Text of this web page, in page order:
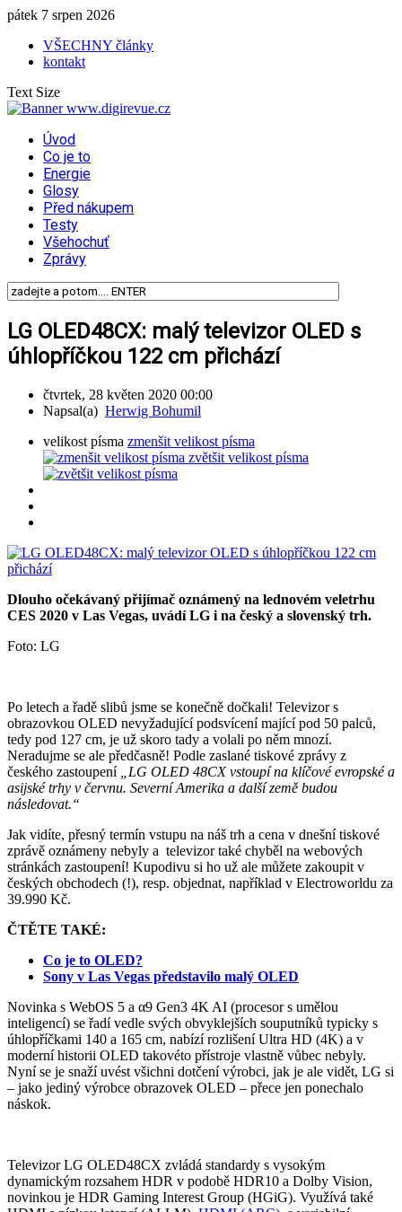
pátek 7 srpen 2026
VŠECHNY články
kontakt
Text Size
Úvod
Co je to
Energie
Glosy
Před nákupem
Testy
Všehochuť
Zprávy
LG OLED48CX: malý televizor OLED s
úhlopříčkou 122 cm přichází
čtvrtek, 28 květen 2020 00:00
Napsal(a) Herwig Bohumil
velikost písma zmenšit velikost písma
zvětšit velikost písma
Dlouho očekávaný přijímač oznámený na lednovém veletrhu
CES 2020 v Las Vegas, uvádí LG i na český a slovenský trh.
Foto: LG
Po letech a řadě slibů jsme se konečně dočkali! Televizor s
obrazovkou OLED nevyžadující podsvícení mající pod 50 palců,
tedy pod 127 cm, je už skoro tady a volali po něm mnozí.
Neradujme se ale předčasně! Podle zaslané tiskové zprávy z
českého zastoupení
„LG OLED 48CX vstoupí na klíčové evropské a
asijské trhy v červnu. Severní Amerika a další země budou
následovat.“
Jak vidíte, přesný termín vstupu na náš trh a cena v dnešní tiskové
zprávě oznámeny nebyly a televizor také chyběl na webových
stránkách zastoupení! Kupodivu si ho už ale můžete zakoupit v
českých obchodech (!), resp. objednat, například v Electroworldu za
39.990 Kč.
ČTĚTE TAKÉ:
Co je to OLED?
Sony v Las Vegas představilo malý OLED
Novinka s WebOS 5 a α9 Gen3 4K AI (procesor s umělou
inteligencí) se řadí vedle svých obvyklejších souputníků typicky s
úhlopříčkami 140 a 165 cm, nabízí rozlišení Ultra HD (4K) a v
moderní historii OLED takovéto přístroje vlastně vůbec nebyly.
Nyní se je snaží uvést všichni dotčení výrobci, jak je ale vidět, LG si
– jako jediný výrobce obrazovek OLED – přece jen ponechalo
náskok.
Televizor LG OLED48CX zvládá standardy s vysokým
dynamickým rozsahem HDR v podobě HDR10 a Dolby Vision,
novinkou je HDR Gaming Interest Group (HGiG). Využívá také